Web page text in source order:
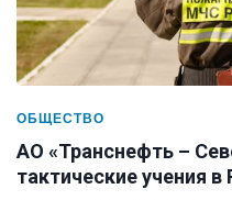
ОБЩЕСТВО
АО «Транснефть –
тактические учения